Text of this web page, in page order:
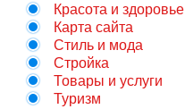
Красота и здоровье
Карта сайта
Стиль и мода
Стройка
Товары и услуги
Туризм